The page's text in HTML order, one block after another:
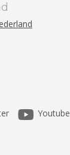
Youtube